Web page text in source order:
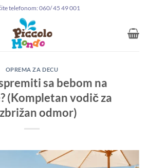
telefonom: 060/ 45 49 001
OPREMA ZA DECU
sa bebom na
(Kompletan vodič za
odmor)